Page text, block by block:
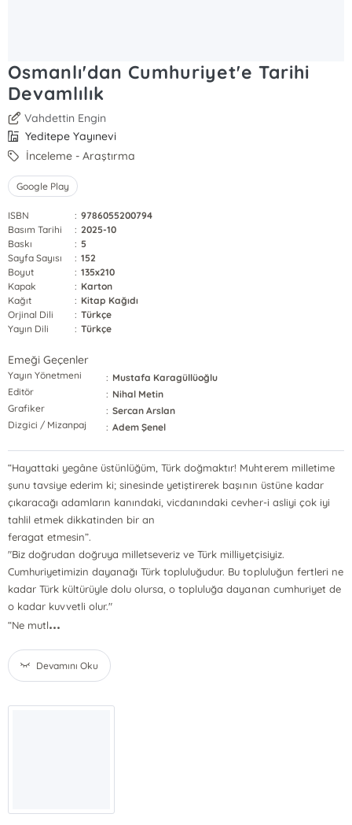
Osmanlı'dan Cumhuriyet'e Tarihi
Devamlılık
Vahdettin Engin
Yeditepe Yayınevi
İnceleme - Araştırma
Google Play
ISBN : 9786055200794
Basım Tarihi
: 2025-10
Baskı
: 5
Sayfa Sayısı
: 152
Boyut
: 135x210
Kapak
: Karton
Kağıt
: Kitap Kağıdı
Orjinal Dili
: Türkçe
Yayın Dili
: Türkçe
Emeği Geçenler
Yayın Yönetmeni : Mustafa Karagüllüoğlu
Editör
: Nihal Metin
Grafiker
: Sercan Arslan
Dizgici / Mizanpaj
: Adem Şenel
“Hayattaki yegâne üstünlüğüm, Türk doğmaktır! Muhterem milletime
şunu tavsiye ederim ki; sinesinde yetiştirerek başının üstüne kadar
çıkaracağı adamların kanındaki, vicdanındaki cevher-i asliyi çok iyi
tahlil etmek dikkatinden bir an
feragat etmesin”.
"Biz doğrudan doğruya milletseveriz ve Türk milliyetçisiyiz.
Cumhuriyetimizin dayanağı Türk topluluğudur. Bu topluluğun fertleri ne
kadar Türk kültürüyle dolu olursa, o topluluğa dayanan cumhuriyet de
o kadar kuvvetli olur."
“Ne mutl...
Devamını Oku